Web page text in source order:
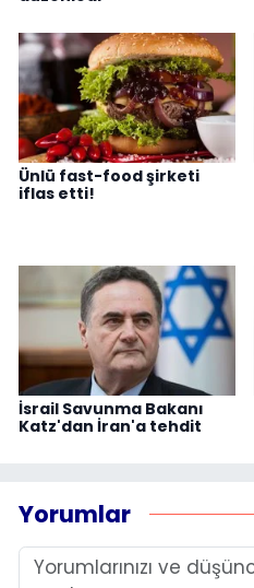
Ünlü fast-food şirketi
iflas etti!
İsrail Savunma Bakanı
Katz'dan İran'a tehdit
Yorumlar